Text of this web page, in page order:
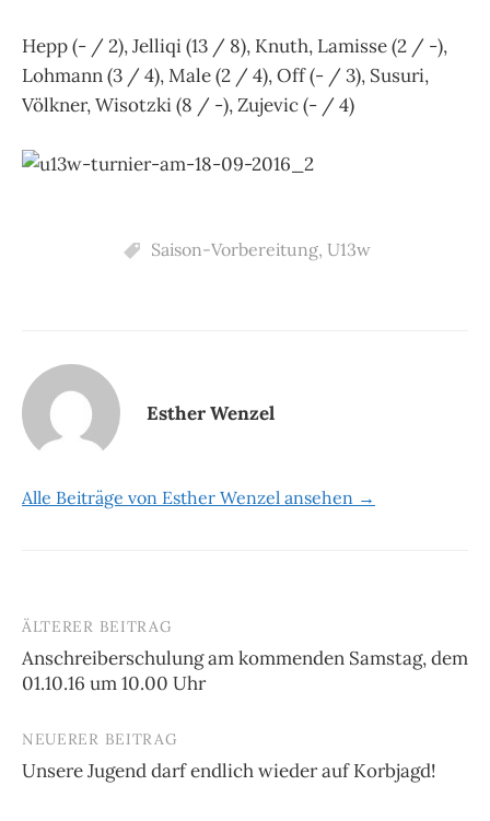
Hepp (- / 2), Jelliqi (13 / 8), Knuth, Lamisse (2 / -),
Lohmann (3 / 4), Male (2 / 4), Off (- / 3), Susuri,
Völkner, Wisotzki (8 / -), Zujevic (- / 4)
Saison-Vorbereitung, U13w
Esther Wenzel
Alle Beiträge von Esther Wenzel ansehen →
Beitrags-
Navigation
ÄLTERER BEITRAG
Anschreiberschulung am kommenden Samstag, dem
01.10.16 um 10.00 Uhr
NEUERER BEITRAG
Unsere Jugend darf endlich wieder auf Korbjagd!